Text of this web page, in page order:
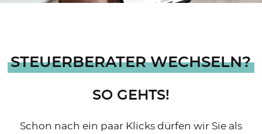
STEUERBERATER WECHSELN?
SO GEHTS!
Schon nach ein paar Klicks dürfen wir Sie als